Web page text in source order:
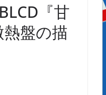
『甘
盤の描